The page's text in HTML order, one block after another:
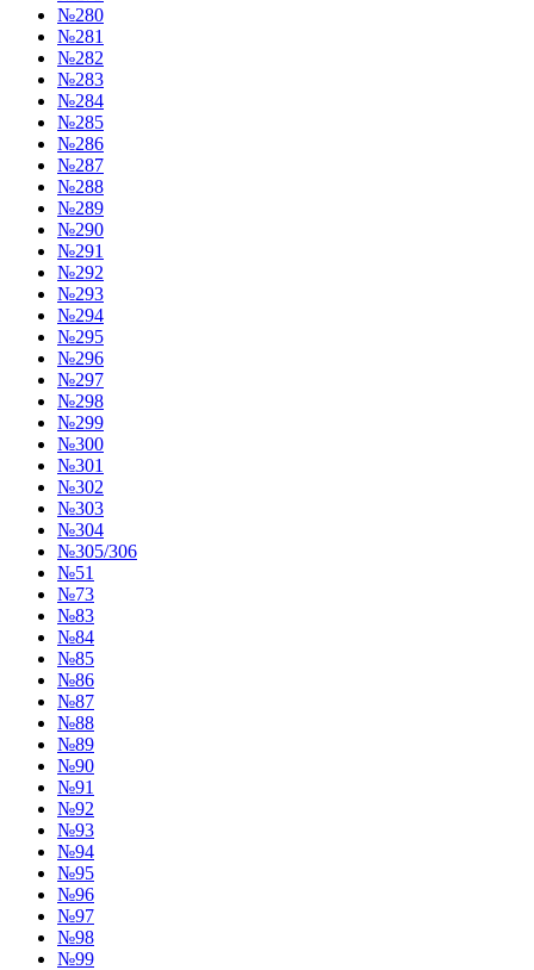
№280
№281
№282
№283
№284
№285
№286
№287
№288
№289
№290
№291
№292
№293
№294
№295
№296
№297
№298
№299
№300
№301
№302
№303
№304
№305/306
№51
№73
№83
№84
№85
№86
№87
№88
№89
№90
№91
№92
№93
№94
№95
№96
№97
№98
№99